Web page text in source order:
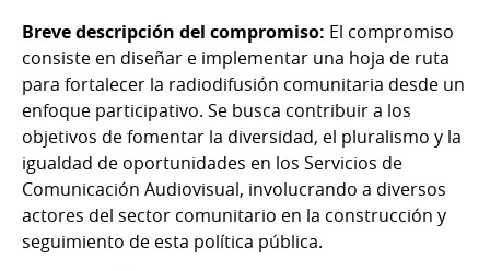
Breve descripción del compromiso: El compromiso
consiste en diseñar e implementar una hoja de ruta
para fortalecer la radiodifusión comunitaria desde un
enfoque participativo. Se busca contribuir a los
objetivos de fomentar la diversidad, el pluralismo y la
igualdad de oportunidades en los Servicios de
Comunicación Audiovisual, involucrando a diversos
actores del sector comunitario en la construcción y
seguimiento de esta política pública.